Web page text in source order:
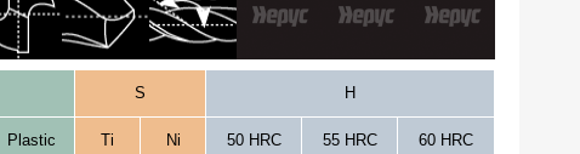
S H
Plastic Ti Ni 50 HRC 55 HRC 60 HRC